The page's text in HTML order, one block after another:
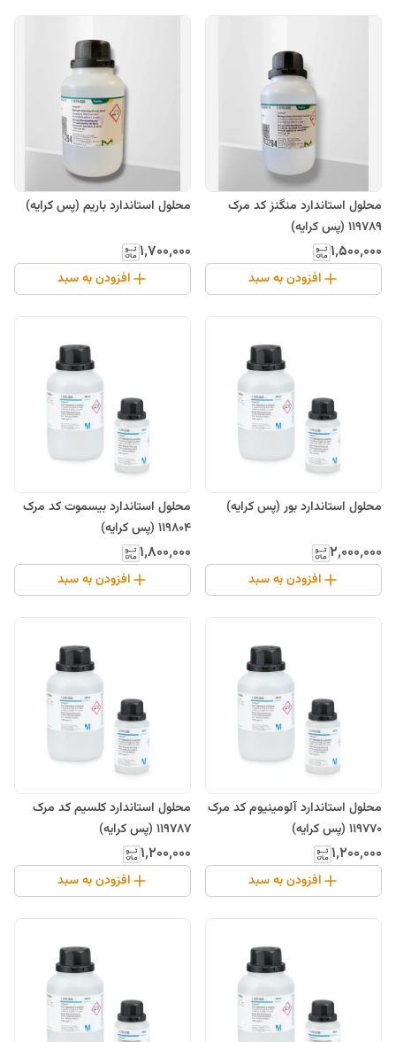
محلول استاندارد منگنز کد مرک
119789 (پس کرایه)
۱٬۵۰۰٬۰۰۰
افزودن به سبد
محلول استاندارد باریم (پس کرایه)
۱٬۷۰۰٬۰۰۰
افزودن به سبد
محلول استاندارد بور (پس کرایه)
۲٬۰۰۰٬۰۰۰
افزودن به سبد
محلول استاندارد بیسموت کد مرک
119804 (پس کرایه)
۱٬۸۰۰٬۰۰۰
افزودن به سبد
محلول استاندارد آلومینیوم کد مرک
119770 (پس کرایه)
۱٬۲۰۰٬۰۰۰
افزودن به سبد
محلول استاندارد کلسیم کد مرک
119787 (پس کرایه)
۱٬۲۰۰٬۰۰۰
افزودن به سبد